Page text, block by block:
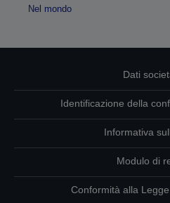
Nel mondo
Dati
Identificazione della
Informativa
Modulo di
Conformità alla